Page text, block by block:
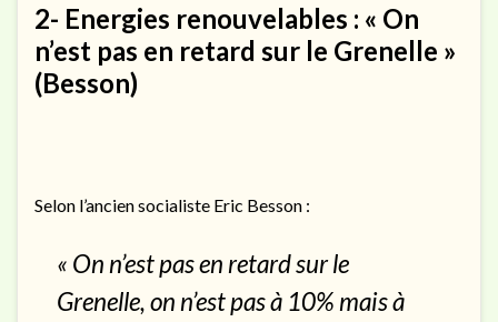
2- Energies renouvelables : « On
n’est pas en retard sur le Grenelle »
(Besson)
Selon l’ancien socialiste Eric Besson :
« On n’est pas en retard sur le
Grenelle, on n’est pas à 10% mais à